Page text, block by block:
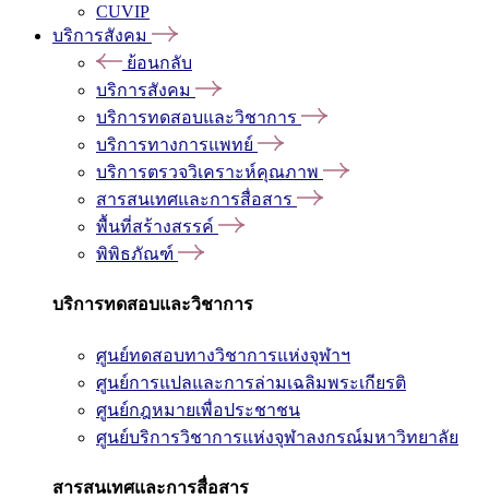
CUVIP
บริการสังคม
ย้อนกลับ
บริการสังคม
บริการทดสอบและวิชาการ
บริการทางการแพทย์
บริการตรวจวิเคราะห์คุณภาพ
สารสนเทศและการสื่อสาร
พื้นที่สร้างสรรค์
พิพิธภัณฑ์
บริการทดสอบและวิชาการ
ศูนย์ทดสอบทางวิชาการแห่งจุฬาฯ
ศูนย์การแปลและการล่ามเฉลิมพระเกียรติ
ศูนย์กฎหมายเพื่อประชาชน
ศูนย์บริการวิชาการแห่งจุฬาลงกรณ์มหาวิทยาลัย
สารสนเทศและการสื่อสาร